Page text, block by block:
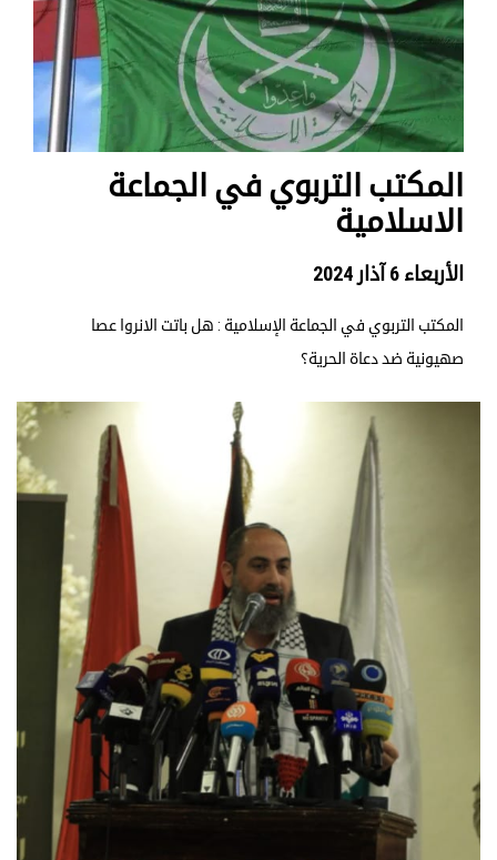
المكتب التربوي في الجماعة
الاسلامية
الأربعاء 6 آذار 2024
المكتب التربوي في الجماعة الإسلامية : هل باتت الانروا عصا
صهيونية ضد دعاة الحرية؟